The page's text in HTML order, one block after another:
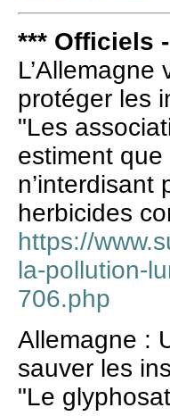
*** Officiels
protéger les
"Les
estiment
n’interdisant
herbicides
https://
la-pollution-
706.php
Allemagne :
sauver les
"Le